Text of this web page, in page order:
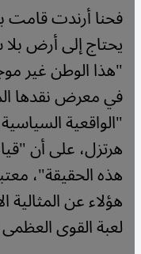
فحنا أرندت
يحتاج إلى أرض
"هذا الوطن غير
في معرض نقدها
"الواقعية
هرتزل، على أن
هذه الحقيقة"،
هؤلاء عن المثالية
لعبة القوى